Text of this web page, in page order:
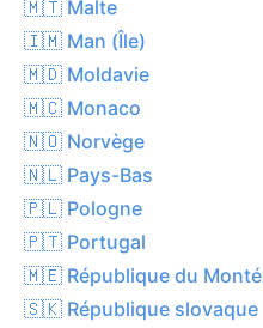
🇲🇹 Malte
🇮🇲 Man (Île)
🇲🇩 Moldavie
🇲🇨 Monaco
🇳🇴 Norvège
🇳🇱 Pays-Bas
🇵🇱 Pologne
🇵🇹 Portugal
🇲🇪 République du
🇸🇰 République slovaque